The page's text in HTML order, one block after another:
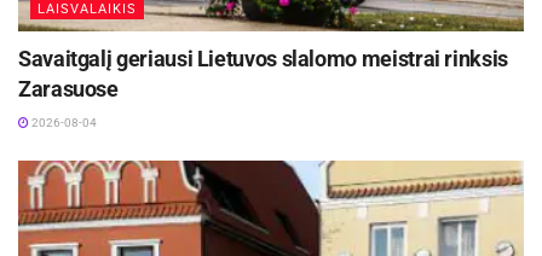
LAISVALAIKIS
Savaitgalį geriausi Lietuvos slalomo meistrai rinksis
Zarasuose
2026-08-04